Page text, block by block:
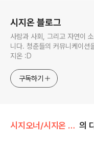
시지온 블로그
사람과 사회, 그리고 자연이
니다. 청춘들의 커뮤니케이션
지온 :D
구독하기
시지오너/시지온 아카이브 의